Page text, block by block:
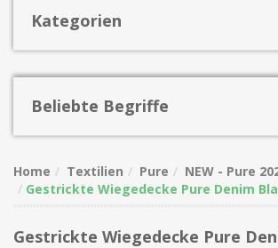
Kategorien
Beliebte Begriffe
Home Textilien Pure
NEW - Pure
Gestrickte Wiegedecke Pure Denim
Gestrickte Wiegedecke Pure